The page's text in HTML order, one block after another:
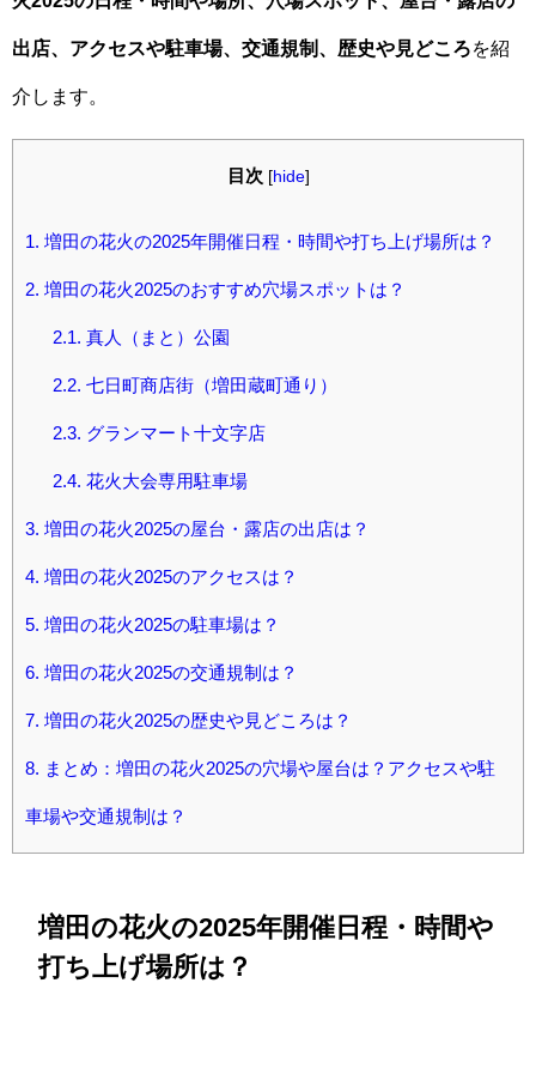
出店、アクセスや駐車場、交通規制、歴史や見どころを紹
介します。
目次 [hide]
1. 増田の花火の2025年開催日程・時間や打ち上げ場所は？
2. 増田の花火2025のおすすめ穴場スポットは？
2.1. 真人（まと）公園
2.2. 七日町商店街（増田蔵町通り）
2.3. グランマート十文字店
2.4. 花火大会専用駐車場
3. 増田の花火2025の屋台・露店の出店は？
4. 増田の花火2025のアクセスは？
5. 増田の花火2025の駐車場は？
6. 増田の花火2025の交通規制は？
7. 増田の花火2025の歴史や見どころは？
8. まとめ：増田の花火2025の穴場や屋台は？アクセスや駐
車場や交通規制は？
増田の花火の2025年開催日程・時間や
打ち上げ場所は？